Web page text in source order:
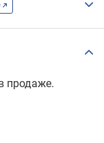
продаже.